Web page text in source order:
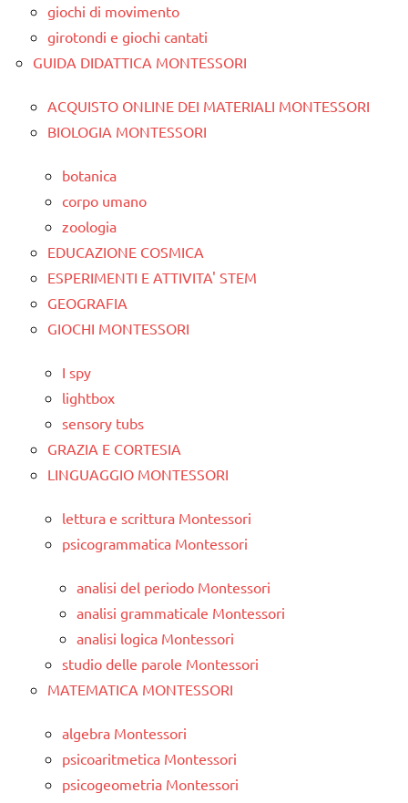
giochi di movimento
girotondi e giochi cantati
GUIDA DIDATTICA MONTESSORI
ACQUISTO ONLINE DEI MATERIALI MONTESSORI
BIOLOGIA MONTESSORI
botanica
corpo umano
zoologia
EDUCAZIONE COSMICA
ESPERIMENTI E ATTIVITA' STEM
GEOGRAFIA
GIOCHI MONTESSORI
I spy
lightbox
sensory tubs
GRAZIA E CORTESIA
LINGUAGGIO MONTESSORI
lettura e scrittura Montessori
psicogrammatica Montessori
analisi del periodo Montessori
analisi grammaticale Montessori
analisi logica Montessori
studio delle parole Montessori
MATEMATICA MONTESSORI
algebra Montessori
psicoaritmetica Montessori
psicogeometria Montessori